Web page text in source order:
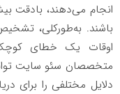
انجام می‌دهند، بادقت
باشند. به‌طورکلی،
اوقات یک خطای کوچک
متخصصان سئو سایت
دلایل مختلفی را برای